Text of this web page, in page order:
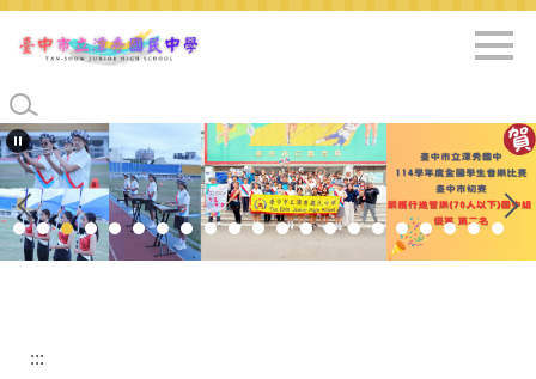
跳
到
要
內
容
區
:::